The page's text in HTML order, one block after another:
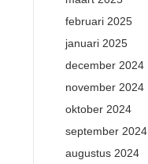
februari 2025
januari 2025
december 2024
november 2024
oktober 2024
september 2024
augustus 2024